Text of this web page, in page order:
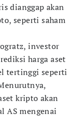
dianggap akan
seperti saham
investor
harga aset
tertinggi seperti
kripto akan
AS mengenai